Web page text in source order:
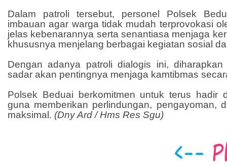
Dalam patroli tersebut, personel Polsek
imbauan agar warga tidak mudah terprovokasi
jelas kebenarannya serta senantiasa menjaga
khususnya menjelang berbagai kegiatan sosial
Dengan adanya patroli dialogis ini, diharapkan
sadar akan pentingnya menjaga kamtibmas
Polsek Beduai berkomitmen untuk terus hadir
guna memberikan perlindungan, pengayoman,
maksimal. (Dny Ard / Hms Res Sgu)